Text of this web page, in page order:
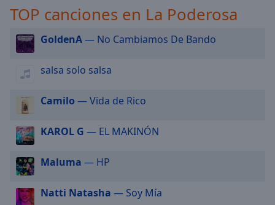
settings,
subtitles
settings
dialog
off
selected
Audio
Track
Picture-
in-
Picture
Fullscreen
TOP canciones en La Poderosa
GoldenA— No Cambiamos De Bando
salsa solo salsa
Camilo — Vida de Rico
KAROL G — EL MAKINÓN
Maluma — HP
Natti Natasha — Soy Mía